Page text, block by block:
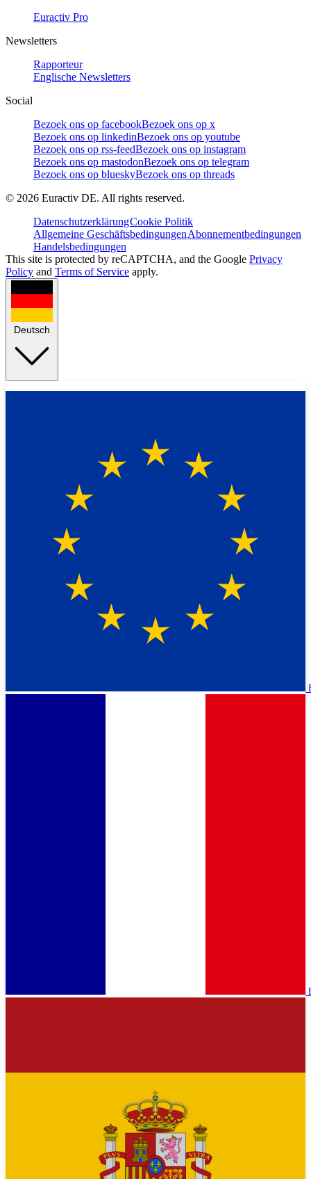
Euractiv Pro
Newsletters
Rapporteur
Englische Newsletters
Social
Bezoek ons op facebookBezoek ons op x
Bezoek ons op linkedinBezoek ons op youtube
Bezoek ons op rss-feedBezoek ons op instagram
Bezoek ons op mastodonBezoek ons op telegram
Bezoek ons op blueskyBezoek ons op threads
© 2026 Euractiv DE. All rights reserved.
DatenschutzerklärungCookie Politik
Allgemeine GeschäftsbedingungenAbonnementbedingungen
Handelsbedingungen
This site is protected by reCAPTCHA, and the Google Privacy
Policy and Terms of Service apply.
Deutsch